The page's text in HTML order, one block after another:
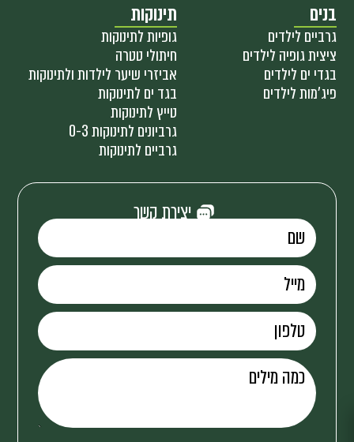
בנים
גרביים לילדים
ציצית גופיה לילדים
בגדי ים לילדים
פיג'מות לילדים
תינוקות
גופיות לתינוקות
חיתולי טטרה
אביזרי שיער לילדות ולתינוקות
בגד ים לתינוקות
טייץ לתינוקות
גרביונים לתינוקות 0-3
גרביים לתינוקות
יצירת קשר